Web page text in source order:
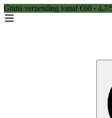
Gratis verzending vanaf €60 -